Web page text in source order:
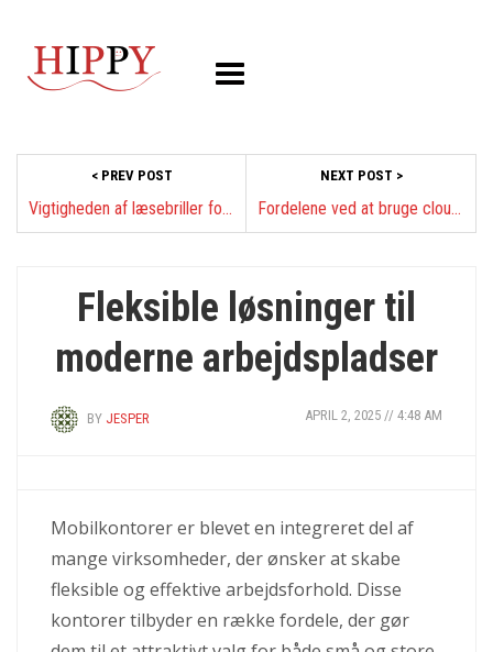
< PREV POST
Vigtigheden af læsebriller for et klart syn
NEXT POST >
Fordelene ved at bruge cloud-lagring
Fleksible løsninger til
moderne arbejdspladser
BY JESPER APRIL 2, 2025 // 4:48 AM
Mobilkontorer er blevet en integreret del af
mange virksomheder, der ønsker at skabe
fleksible og effektive arbejdsforhold. Disse
kontorer tilbyder en række fordele, der gør